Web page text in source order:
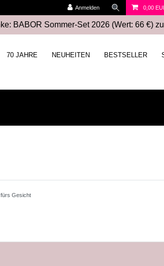
Anmelden 0,00
BABOR Sommer-Set 2026 (Wert: 66 €)
70 JAHRE NEUHEITEN BESTSELLER
Gesicht